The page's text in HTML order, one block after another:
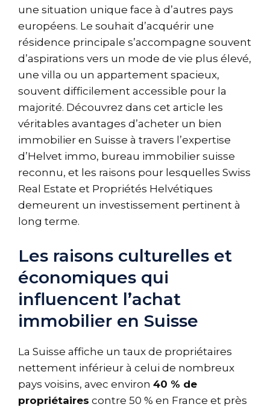
une situation unique face à d’autres pays
européens. Le souhait d’acquérir une
résidence principale s’accompagne souvent
d’aspirations vers un mode de vie plus élevé,
une villa ou un appartement spacieux,
souvent difficilement accessible pour la
majorité. Découvrez dans cet article les
véritables avantages d’acheter un bien
immobilier en Suisse à travers l’expertise
d’Helvet immo, bureau immobilier suisse
reconnu, et les raisons pour lesquelles Swiss
Real Estate et Propriétés Helvétiques
demeurent un investissement pertinent à
long terme.
Les raisons culturelles et
économiques qui
influencent l’achat
immobilier en Suisse
La Suisse affiche un taux de propriétaires
nettement inférieur à celui de nombreux
pays voisins, avec environ 40 % de
propriétaires contre 50 % en France et près